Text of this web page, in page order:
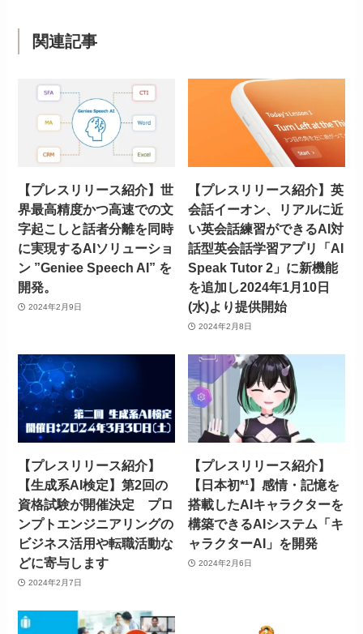
関連記事
【プレスリリース紹介】世
界最高精度かつ高速での文
字起こしと話者分離を同時
に実現するAIソリューショ
ン ”Geniee Speech AI” を
開発。
2024年2月9日
【プレスリリース紹介】英
会話イーオン、リアルに近
い英会話練習ができるAI対
話型英会話学習アプリ「AI
Speak Tutor 2」に新機能
を追加し2024年1月10日
(水)より提供開始
2024年2月8日
【プレスリリース紹介】
【生成系AI検定】第2回の
資格試験が開催決定 プロ
ンプトエンジニアリングの
ビジネス活用や転職活動な
どに寄与します
2024年2月7日
【プレスリリース紹介】
【日本初*¹】感情・記憶を
搭載したAIキャラクターを
構築できるAIシステム「キ
ャラクターAI」を開発
2024年2月6日